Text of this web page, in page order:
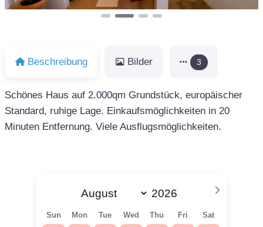
Beschreibung Bilder 3
Schönes Haus auf 2.000qm Grundstück, europäischer
Standard, ruhige Lage. Einkaufsmöglichkeiten in 20
Minuten Entfernung. Viele Ausflugsmöglichkeiten.
Sun Mon Tue Wed Thu Fri Sat